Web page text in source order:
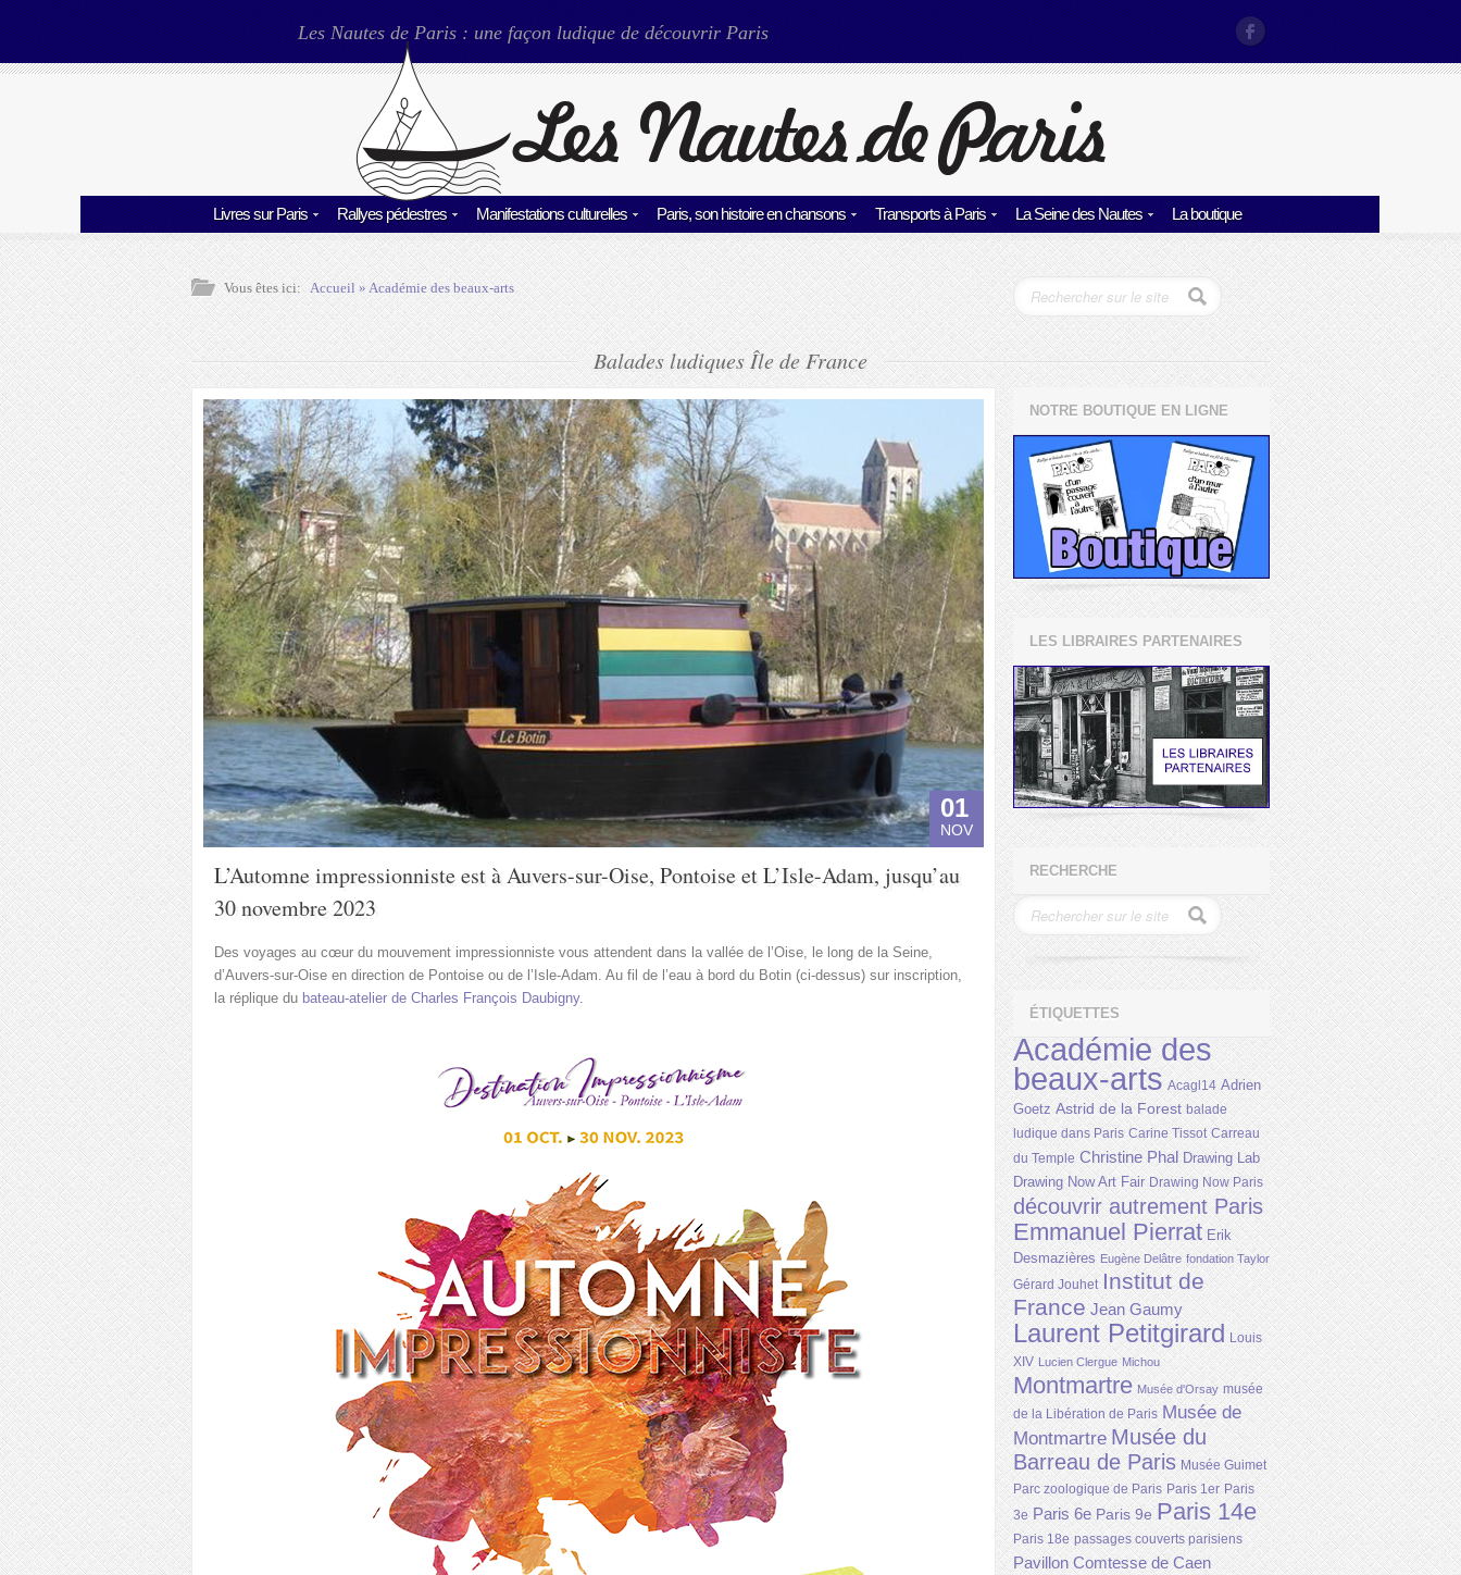
Les Nautes de Paris : une façon ludique de découvrir Paris
Livres sur Paris Rallyes pédestres Manifestations culturelles Paris, son histoire en chansons Transports à Paris La Seine des Nautes La boutique
Vous êtes ici: Accueil»Académie des beaux-arts
Balades ludiques Île de France
01
NOV
L’Automne impressionniste est à Auvers-sur-Oise, Pontoise et L’Isle-Adam, jusqu’au
30 novembre 2023
Des voyages au cœur du mouvement impressionniste vous attendent dans la vallée de l’Oise, le long de la Seine,
d’Auvers-sur-Oise en direction de Pontoise ou de l’Isle-Adam. Au fil de l’eau à bord du Botin (ci-dessus) sur inscription,
la réplique du bateau-atelier de Charles François Daubigny.
NOTRE BOUTIQUE EN LIGNE
LES LIBRAIRES PARTENAIRES
RECHERCHE
ÉTIQUETTES
Académie des
beaux-arts Acagl14 Adrien
Goetz Astrid de la Forest balade
ludique dans Paris Carine Tissot Carreau
du Temple Christine Phal Drawing Lab
Drawing Now Art Fair Drawing Now Paris
découvrir autrement Paris
Emmanuel Pierrat Erik
Desmazières Eugène Delâtre fondation Taylor
Gérard Jouhet Institut de
France Jean Gaumy
Laurent Petitgirard Louis
XIV Lucien Clergue Michou
Montmartre Musée d'Orsay musée
de la Libération de Paris Musée de
Montmartre Musée du
Barreau de Paris Musée Guimet
Parc zoologique de Paris Paris 1er Paris
3e Paris 6e Paris 9e Paris 14e
Paris 18e passages couverts parisiens
Pavillon Comtesse de Caen